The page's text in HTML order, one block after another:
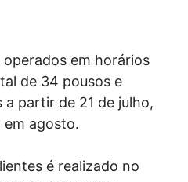
em horários
de 34 pousos e
a partir de 21 de julho,
agosto.
é realizado no